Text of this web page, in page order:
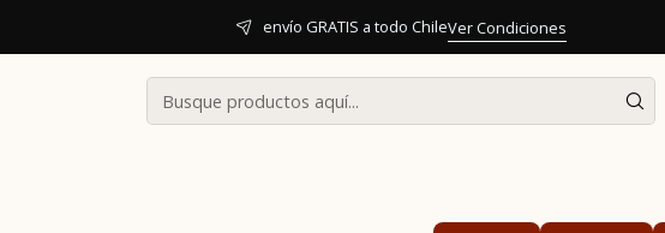
envío GRATIS a todo ChileVer Condiciones